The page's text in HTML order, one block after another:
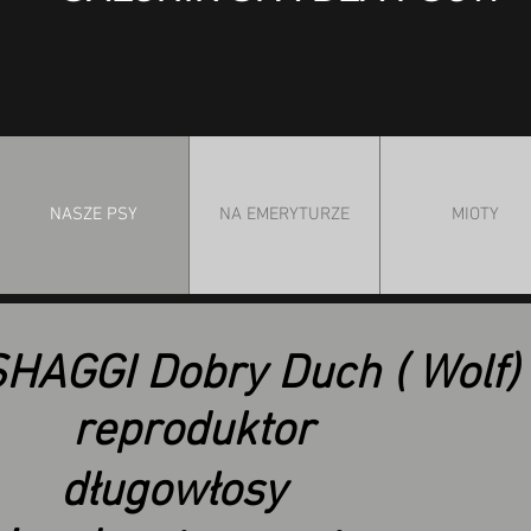
NASZE PSY NA EMERYTURZE MIOTY
Dobry Duch ( Wolf)
reproduktor
długowłosy